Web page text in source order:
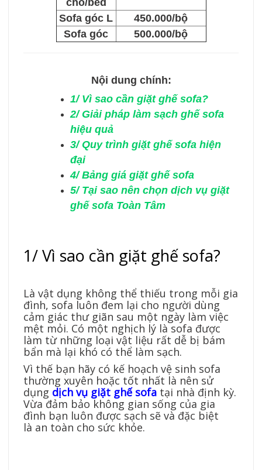
Sofa góc L
450.000/bộ
Sofa góc
500.000/bộ
Nội dung chính:
1/Vì sao cần giặt ghế sofa?
2/Giải pháp làm sạch ghế sofa
hiệu quả
3/Quy trình giặt ghế sofa hiện
đại
4/Bảng giá giặt ghế sofa
5/Tại sao nên chọn dịch vụ giặt
ghế sofa Toàn Tâm
1/ Vì sao cần giặt ghế sofa?
Là vật dụng không thể thiếu trong mỗi gia
đình, sofa luôn đem lại cho người dùng
cảm giác thư giãn sau một ngày làm việc
mệt mỏi. Có một nghịch lý là sofa được
làm từ những loại vật liệu rất dễ bị bám
bẩn mà lại khó có thể làm sạch.
Vì thế bạn hãy có kế hoạch vệ sinh sofa
thường xuyên hoặc tốt nhất là nên sử
dụng dịch vụ giặt ghế sofa tại nhà định kỳ.
Vừa đảm bảo không gian sống của gia
đình bạn luôn được sạch sẽ và đặc biệt
là an toàn cho sức khỏe.